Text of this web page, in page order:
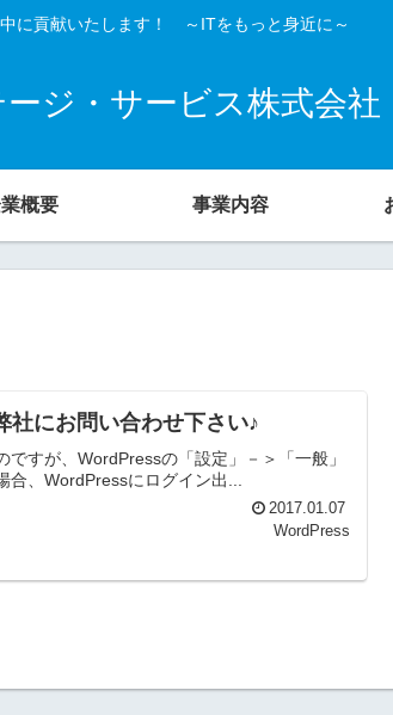
に貢献いたします！ ～ITをもっと身近に～
ジ・サービス株式会社
概要 事業内容
にお問い合わせ下さい♪
すが、WordPressの「設定」－＞「一般」
、WordPressにログイン出...
2017.01.07
WordPress